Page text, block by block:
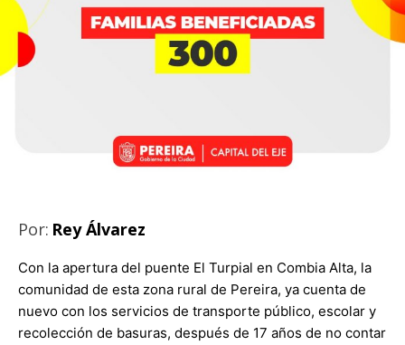
Por: Rey Álvarez
Con la apertura del puente El Turpial en Combia Alta, la
comunidad de esta zona rural de Pereira, ya cuenta de
nuevo con los servicios de transporte público, escolar y
recolección de basuras, después de 17 años de no contar